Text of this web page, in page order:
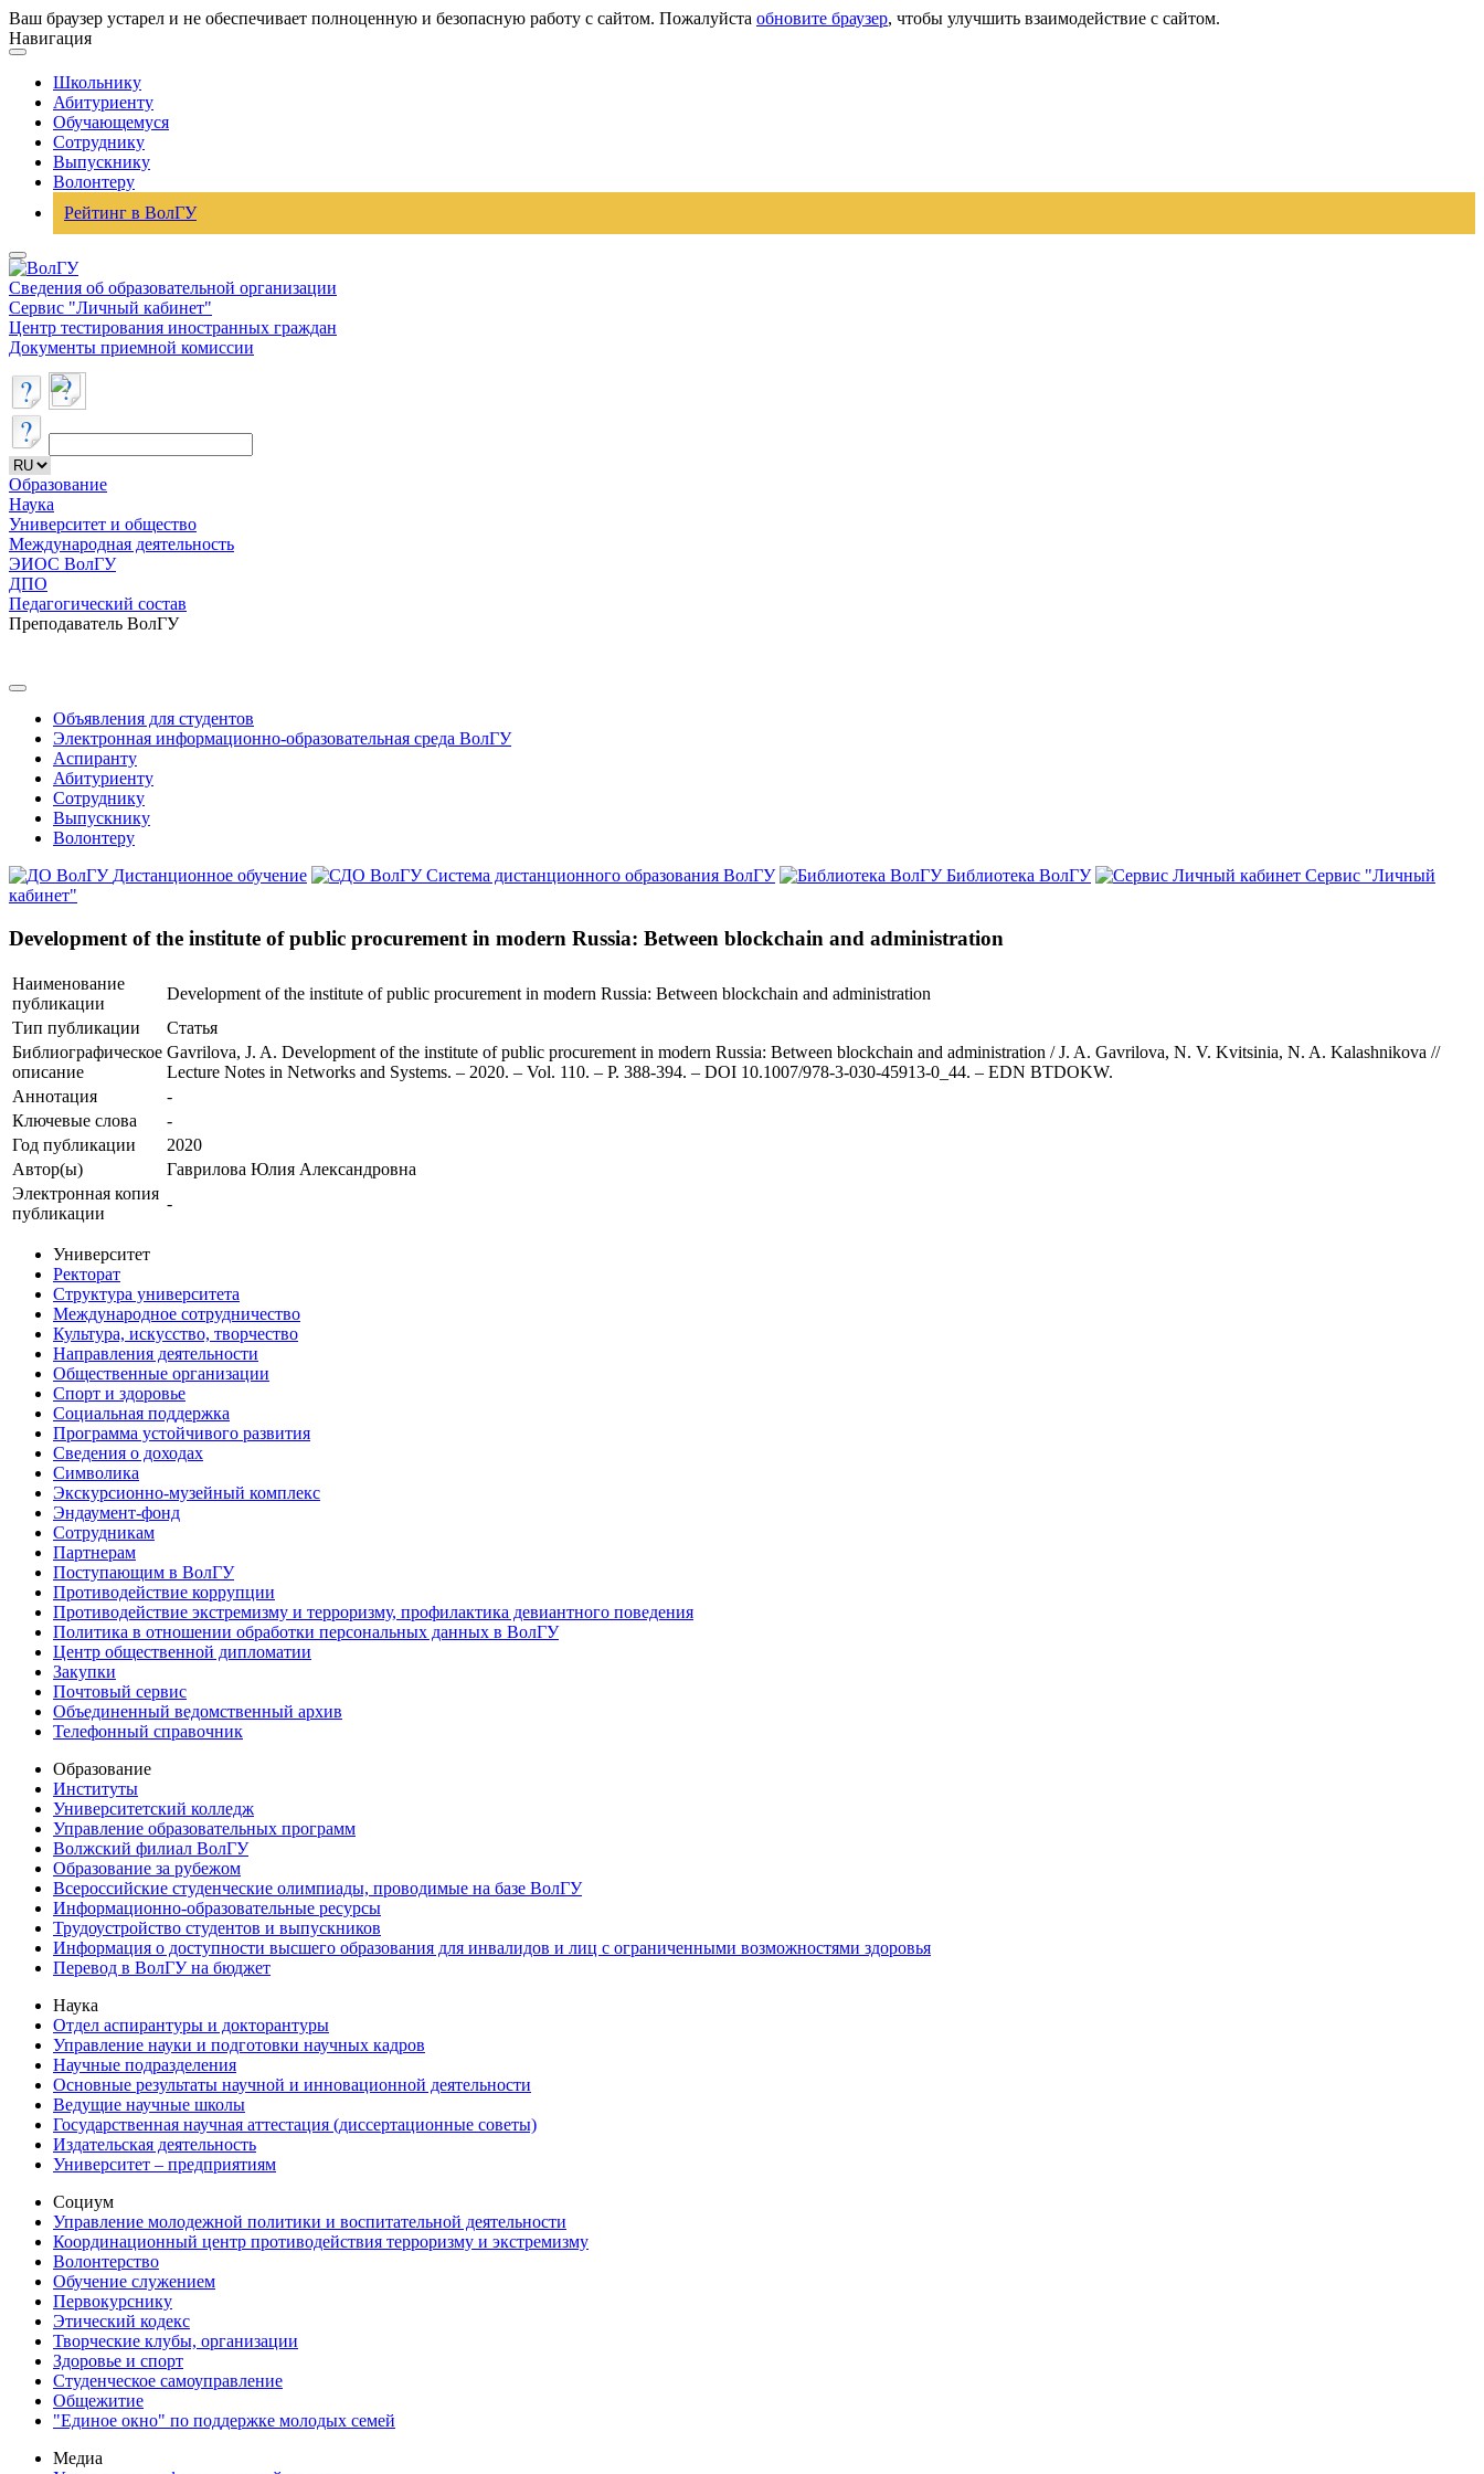
Ваш браузер устарел и не обеспечивает полноценную и безопасную работу с сайтом. Пожалуйста обновите браузер, чтобы улучшить взаимодействие с сайтом.
Навигация
Школьнику
Абитуриенту
Обучающемуся
Сотруднику
Выпускнику
Волонтеру
Рейтинг в ВолГУ
Сведения об образовательной организации
Сервис "Личный кабинет"
Центр тестирования иностранных граждан
Документы приемной комиссии
Образование
Наука
Университет и общество
Международная деятельность
ЭИОС ВолГУ
ДПО
Педагогический состав
Преподаватель ВолГУ
Объявления для студентов
Электронная информационно-образовательная среда ВолГУ
Аспиранту
Абитуриенту
Сотруднику
Выпускнику
Волонтеру
Дистанционное обучение
Система дистанционного образования ВолГУ Библиотека ВолГУ
Сервис "Личный
кабинет"
Development of the institute of public procurement in modern Russia: Between blockchain and administration
Наименование
публикации
Development of the institute of public procurement in modern Russia: Between blockchain and administration
Тип публикации
Статья
Библиографическое
описание
Gavrilova, J. A. Development of the institute of public procurement in modern Russia: Between blockchain and administration / J. A. Gavrilova, N. V. Kvitsinia, N. A. Kalashnikova //
Lecture Notes in Networks and Systems. – 2020. – Vol. 110. – P. 388-394. – DOI 10.1007/978-3-030-45913-0_44. – EDN BTDOKW.
Аннотация
-
Ключевые cлова
-
Год публикации
2020
Автор(ы)
Гаврилова Юлия Александровна
Электронная копия
публикации
-
Университет
Ректорат
Структура университета
Международное сотрудничество
Культура, искусство, творчество
Направления деятельности
Общественные организации
Спорт и здоровье
Социальная поддержка
Программа устойчивого развития
Сведения о доходах
Символика
Экскурсионно-музейный комплекс
Эндаумент-фонд
Сотрудникам
Партнерам
Поступающим в ВолГУ
Противодействие коррупции
Противодействие экстремизму и терроризму, профилактика девиантного поведения
Политика в отношении обработки персональных данных в ВолГУ
Центр общественной дипломатии
Закупки
Почтовый сервис
Объединенный ведомственный архив
Телефонный справочник
Образование
Институты
Университетский колледж
Управление образовательных программ
Волжский филиал ВолГУ
Образование за рубежом
Всероссийские студенческие олимпиады, проводимые на базе ВолГУ
Информационно-образовательные ресурсы
Трудоустройство студентов и выпускников
Информация о доступности высшего образования для инвалидов и лиц с ограниченными возможностями здоровья
Перевод в ВолГУ на бюджет
Наука
Отдел аспирантуры и докторантуры
Управление науки и подготовки научных кадров
Научные подразделения
Основные результаты научной и инновационной деятельности
Ведущие научные школы
Государственная научная аттестация (диссертационные советы)
Издательская деятельность
Университет – предприятиям
Социум
Управление молодежной политики и воспитательной деятельности
Координационный центр противодействия терроризму и экстремизму
Волонтерство
Обучение служением
Первокурснику
Этический кодекс
Творческие клубы, организации
Здоровье и спорт
Студенческое самоуправление
Общежитие
"Единое окно" по поддержке молодых семей
Медиа